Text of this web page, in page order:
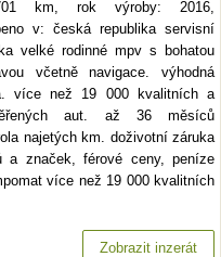
km, rok výroby: 2016,
v: česká republika servisní
velké rodinné mpv s bohatou
včetně navigace. výhodná
více než 19 000 kvalitních a
aut. až 36 měsíců
najetých km. doživotní záruka
a značek, férové ceny, peníze
více než 19 000 kvalitních
Zobrazit inzerát